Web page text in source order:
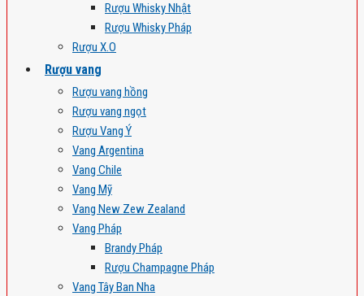
Rượu Whisky Nhật
Rượu Whisky Pháp
Rượu X.O
Rượu vang
Rượu vang hồng
Rượu vang ngọt
Rượu Vang Ý
Vang Argentina
Vang Chile
Vang Mỹ
Vang New Zew Zealand
Vang Pháp
Brandy Pháp
Rượu Champagne Pháp
Vang Tây Ban Nha